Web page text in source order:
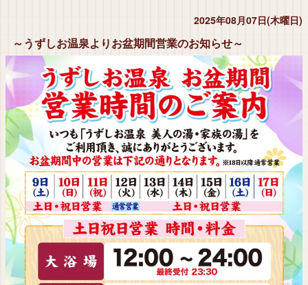
2025年08月07日(木曜日)
～うずしお温泉よりお盆期間営業のお知らせ～